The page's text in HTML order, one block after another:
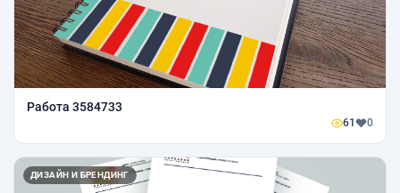
Работа 3584733
61 0
ДИЗАЙН И БРЕНДИНГ